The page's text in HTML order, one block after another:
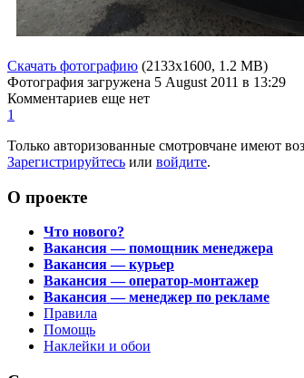
Скачать фотографию (2133x1600, 1.2 MB)
Фотография загружена 5 August 2011 в 13:29
Комментариев еще нет
1
Только авторизованные смотровчане имеют
Зарегистрируйтесь или войдите.
О проекте
Что нового?
Вакансия — помощник менеджера
Вакансия — курьер
Вакансия — оператор-монтажер
Вакансия — менеджер по рекламе
Правила
Помощь
Наклейки и обои